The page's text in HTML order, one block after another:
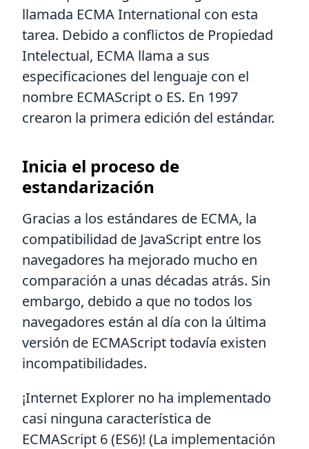
llamada ECMA International con esta
tarea. Debido a conflictos de Propiedad
Intelectual, ECMA llama a sus
especificaciones del lenguaje con el
nombre ECMAScript o ES. En 1997
crearon la primera edición del estándar.
Inicia el proceso de
estandarización
Gracias a los estándares de ECMA, la
compatibilidad de JavaScript entre los
navegadores ha mejorado mucho en
comparación a unas décadas atrás. Sin
embargo, debido a que no todos los
navegadores están al día con la última
versión de ECMAScript todavía existen
incompatibilidades.
¡Internet Explorer no ha implementado
casi ninguna característica de
ECMAScript 6 (ES6)! (La implementación